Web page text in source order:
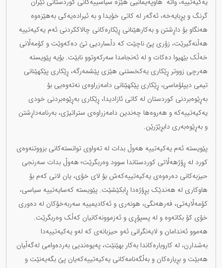
یەکیەتییە، واتە "هاوپەیمانیی هێزە سیاسییەکانی کوردستانی ئێران"
گرنگ و پڕبایەخە، ئەگەر لە کاتی خۆیدا و بە ئیرادەیەکی بەهێزەوە
هەنگاو بۆ داڕشتن و بەکارهێنانی ڕێکارەکانی چالاککردنی ئەم یەکیەتییە
هەڵنەگیرێت، زۆری پێ ناچێت کە دڵساردیی تێ دەکەوێت و کۆمەڵانی
خەڵک بێهیوا دەکات و لە ئەنجامدا سەرکەوتوو نابێت. بۆیە پێویستە
هەرچی زووتر ڕێکاری یەکخستنی هێزی پێشمەرگە، ڕێکاری پێکهێنانی
تیمی دیپلۆماسی، ڕێکاری پێکهێنانی دامەزراوەی نەتەوەیی بۆ
بەڕێوەبردنی کوردستان لە کاتی ئازادیدا، ڕێکاری بەڕێوەبردنی خودی
یەکیەتییەکە و هەروەها چەندین دامەزراوەی ستراتیژی، بەرنامەداڕشتن
و بەڕێوەبەری دابڕێژرێن.
پێویستە ئەم یەکیەتییە هەوڵ بدات لە تەواوی توانستەکانی بزووتنەوەی
کورد لە ڕۆژهەڵاتی کوردستاندا سوود وەربگرێت؛ هەوڵ بدات سەرنجی
حیزبەکانی دەرەوەی یەکیەتییەکەش بۆ لای خۆی، یان لانی کەم بۆ
هاوکاری لە هەندێک پڕۆژەدا ڕابکێشێت. پێویستە کەسایەتییە سیاسی،
کۆمەڵایەتی، فەرهەنگی، هونەری و ئەکادیمییە سەربەخۆکان لە دەوری
خۆی کۆ بکاتەوە و لە پسپۆڕی و ئەزموونەکانیان کەڵک وەربگرێت.
هەموو ئەندامان و لایەنگرانی ئەو حیزبانەی کە لەو یەکیەتییەدا
بەشدارن، لە کاروبارەکاندا بەکار بهێنێت، پەیوەندیی بەردەوامی لەگەڵیان
هەبێت و بڕیارەکان و بەڵگەنامەکانی یەکیەتییەکەیان پێ بگەیەنێت و